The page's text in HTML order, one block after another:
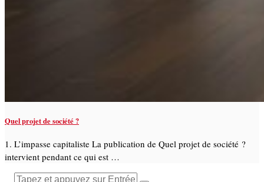
Quel projet de société ?
1. L’impasse capitaliste La publication de Quel projet de société ?
intervient pendant ce qui est …